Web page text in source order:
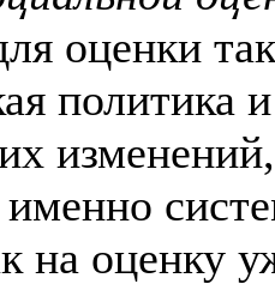
оценки
политика
на оценку